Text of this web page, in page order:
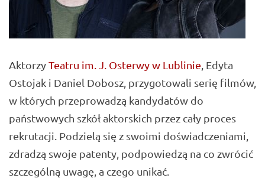
AktorzyTeatru im. J. Osterwy w Lublinie, Edyta
Ostojak i Daniel Dobosz, przygotowali serię filmów,
w których przeprowadzą kandydatów do
państwowych szkół aktorskich przez cały proces
rekrutacji. Podzielą się z swoimi doświadczeniami,
zdradzą swoje patenty, podpowiedzą na co zwrócić
szczególną uwagę, a czego unikać.